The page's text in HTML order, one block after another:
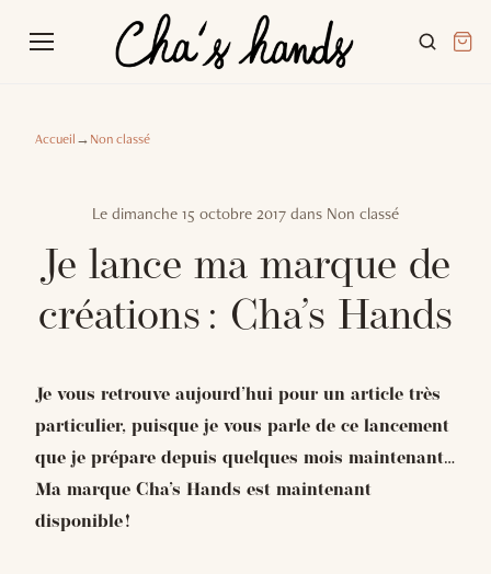
Accueil→Non classé
Le dimanche 15 octobre 2017 dans Non classé
Je lance ma marque de
créations : Cha’s Hands
Je vous retrouve aujourd’hui pour un article très
particulier, puisque je vous parle de ce lancement
que je prépare depuis quelques mois maintenant…
Ma marque Cha’s Hands est maintenant
disponible !